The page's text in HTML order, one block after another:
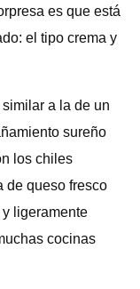
es que está
el tipo crema y
a la de un
sureño
los chiles
de queso fresco
ligeramente
cocinas